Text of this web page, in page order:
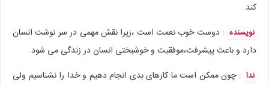
کند.
نویسنده : دوست خوب نعمت است ،زیرا نقش مهمی در سر نوشت انسان
دارد و باعث پیشرفت،موفقیت و خوشبختی انسان در زندگی می شود.
ندا : چون ممکن است ما کارهای بدی انجام دهیم و خدا را نشناسیم ولی